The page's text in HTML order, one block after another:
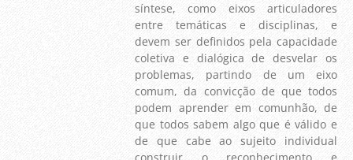
síntese, como eixos articuladores
entre temáticas e disciplinas, e
devem ser definidos pela capacidade
coletiva e dialógica de desvelar os
problemas, partindo de um eixo
comum, da convicção de que todos
podem aprender em comunhão, de
que todos sabem algo que é válido e
de que cabe ao sujeito individual